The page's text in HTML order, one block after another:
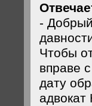
-
Чтобы
вправе
дату